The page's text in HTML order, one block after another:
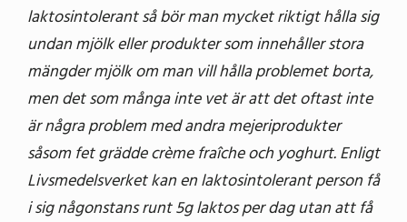
laktosintolerant så bör man mycket riktigt hålla sig
undan mjölk eller produkter som innehåller stora
mängder mjölk om man vill hålla problemet borta,
men det som många inte vet är att det oftast inte
är några problem med andra mejeriprodukter
såsom fet grädde crème fraîche och yoghurt. Enligt
Livsmedelsverket kan en laktosintolerant person få
i sig någonstans runt 5g laktos per dag utan att få